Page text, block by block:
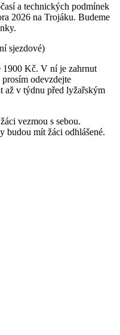
a technických podmínek
2026 na Trojáku. Budeme
sjezdové)
1900 Kč. V ní je zahrnut
odevzdejte
až v týdnu před lyžařským
vezmou s sebou.
budou mít žáci odhlášené.